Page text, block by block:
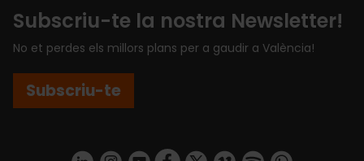
Subscriu-te la nostra Newsletter!
No et perdes els millors plans per a gaudir a València!
Subscriu-te